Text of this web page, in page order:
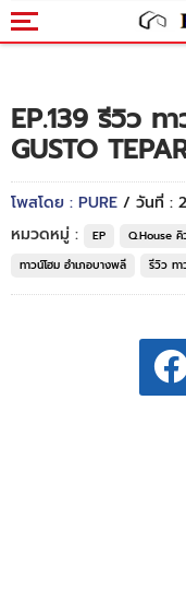
EP.139 รีวิว ท
GUSTO
โพสโดย : PURE / วันที่ :
หมวดหมู่ :
EP Q.House คิ
ทาวน์โฮม อำเภอบางพลี
รีวิว ทา